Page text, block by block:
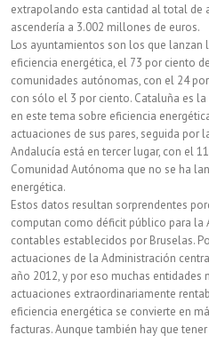
extrapolando esta cantidad al total de
ascendería a 3.002 millones de euros.
Los ayuntamientos son los que
eficiencia energética, el 73 por ciento
comunidades autónomas, con el 24
con sólo el 3 por ciento. Cataluña es
en este tema sobre eficiencia
actuaciones de sus pares, seguida por
Andalucía está en tercer lugar, con el
Comunidad Autónoma que no se ha
energética.
Estos datos resultan sorprendentes
computan como déficit público para la
contables establecidos por Bruselas.
actuaciones de la Administración
año 2012, y por eso muchas entidades
actuaciones extraordinariamente
eficiencia energética se convierte en
facturas. Aunque también hay que